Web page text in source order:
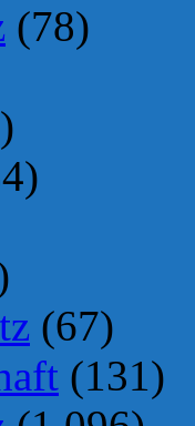
(78)
(67)
(131)